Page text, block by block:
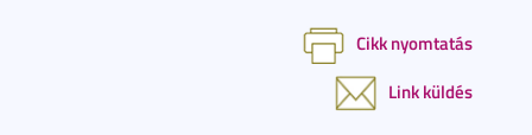
Cikk nyomtatás
Link küldés